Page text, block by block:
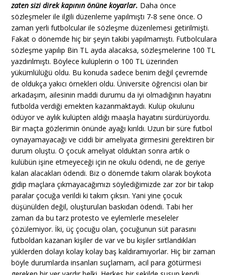
zaten sizi direk kapının önüne koyarlar. Daha önce
sözleşmeler ile ilgili düzenleme yapılmıştı 7-8 sene önce. O
zaman yerli futbolcular ile sözleşme düzenlemesi getirilmişti.
Fakat o dönemde hiç bir şeyin takibi yapılmamıştı. Futbolculara
sözleşme yapılıp Bin TL ayda alacaksa, sözleşmelerine 100 TL
yazdırılmıştı. Böylece kulüplerin o 100 TL üzerinden
yükümlülüğü oldu. Bu konuda sadece benim değil çevremde
de oldukça yakıcı örnekleri oldu. Üniversite öğrencisi olan bir
arkadaşım, ailesinin maddi durumu da iyi olmadığının hayatını
futbolda verdiği emekten kazanmaktaydı. Kulüp okulunu
ödüyor ve aylık kulüpten aldığı maaşla hayatını sürdürüyordu.
Bir maçta gözlerimin önünde ayağı kırıldı. Uzun bir süre futbol
oynayamayacağı ve ciddi bir ameliyata girmesini gerektiren bir
durum oluştu. O çocuk ameliyat olduktan sonra artık o
kulübün işine etmeyeceği için ne okulu ödendi, ne de geriye
kalan alacakları ödendi. Biz o dönemde takım olarak boykota
gidip maçlara çıkmayacağımızı söylediğimizde zar zor bir takıp
paralar çocuğa verildi ki takım çıksın. Yani yine çocuk
düşünülden değil, oluşturulan baskıdan ödendi. Tabi her
zaman da bu tarz protesto ve eylemlerle meseleler
çözülemiyor. İki, üç çocuğu olan, çocuğunun süt parasını
futboldan kazanan kişiler de var ve bu kişiler sırtlandıkları
yüklerden dolayı kolay kolay baş kaldıramıyorlar. Hiç bir zaman
böyle durumlarda insanları suçlamam, acil para götürmesi